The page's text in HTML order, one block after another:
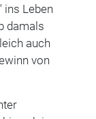
ins Leben
damals
auch
von